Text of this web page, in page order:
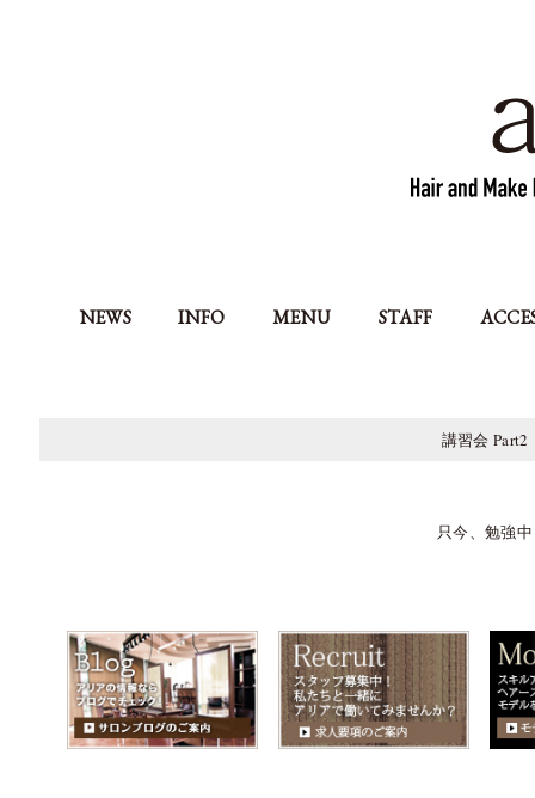
NEWS INFO MENU STAFF
講習会 Part2
只今、勉強中